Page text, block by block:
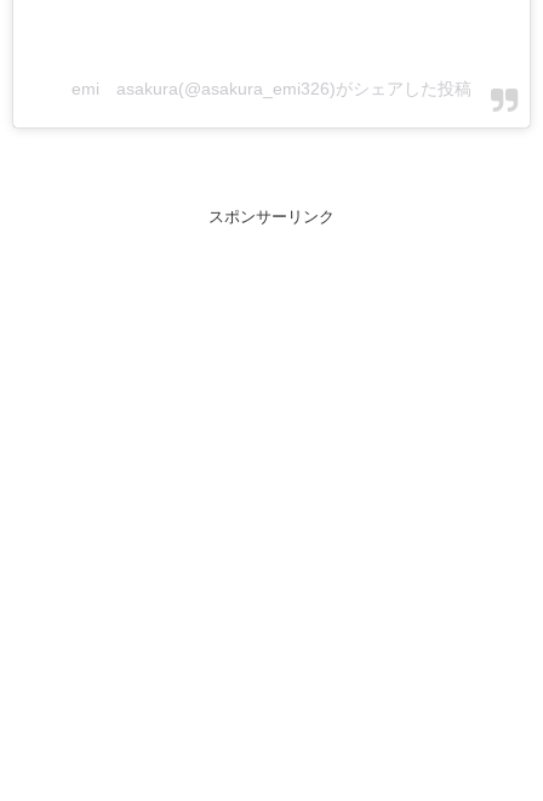
emi asakura(@asakura_emi326)がシェアした投稿
スポンサーリンク